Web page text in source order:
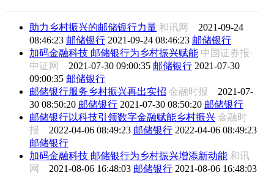
助力乡村振兴的邮储银行力量 和讯网 2021-09-24
08:46:23 邮储银行 2021-09-24 08:46:23 邮储银行
加码金融科技 邮储银行为乡村振兴赋能 中国证券报·
中证网 2021-07-30 09:00:35 邮储银行 2021-07-30
09:00:35 邮储银行
邮储银行服务乡村振兴再出实招 金融时报 2021-07-
30 08:50:20 邮储银行 2021-07-30 08:50:20 邮储银行
邮储银行以科技引领数字金融赋能乡村振兴 金融时
报 2022-04-06 08:49:23 邮储银行 2022-04-06 08:49:23
邮储银行
加码金融科技 邮储银行为乡村振兴增添新动能 和讯
网 2021-08-06 16:48:03 邮储银行 2021-08-06 16:48:03